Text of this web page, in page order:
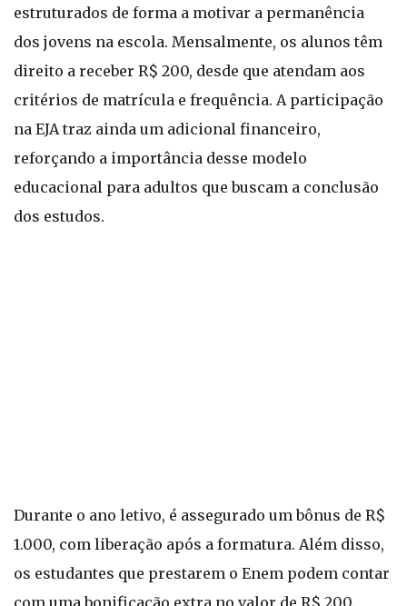
estruturados de forma a motivar a permanência
dos jovens na escola. Mensalmente, os alunos têm
direito a receber R$ 200, desde que atendam aos
critérios de matrícula e frequência. A participação
na EJA traz ainda um adicional financeiro,
reforçando a importância desse modelo
educacional para adultos que buscam a conclusão
dos estudos.
Durante o ano letivo, é assegurado um bônus de R$
1.000, com liberação após a formatura. Além disso,
os estudantes que prestarem o Enem podem contar
com uma bonificação extra no valor de R$ 200.